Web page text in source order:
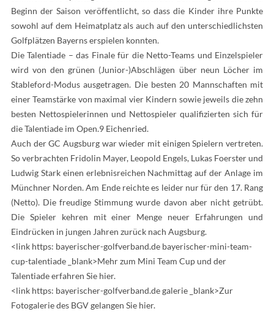
Beginn der Saison veröffentlicht, so dass die Kinder ihre Punkte
sowohl auf dem Heimatplatz als auch auf den unterschiedlichsten
Golfplätzen Bayerns erspielen konnten.
Die Talentiade – das Finale für die Netto-Teams und Einzelspieler
wird von den grünen (Junior-)Abschlägen über neun Löcher im
Stableford-Modus ausgetragen. Die besten 20 Mannschaften mit
einer Teamstärke von maximal vier Kindern sowie jeweils die zehn
besten Nettospielerinnen und Nettospieler qualifizierten sich für
die Talentiade im Open.9 Eichenried.
Auch der GC Augsburg war wieder mit einigen Spielern vertreten.
So verbrachten Fridolin Mayer, Leopold Engels, Lukas Foerster und
Ludwig Stark einen erlebnisreichen Nachmittag auf der Anlage im
Münchner Norden. Am Ende reichte es leider nur für den 17. Rang
(Netto). Die freudige Stimmung wurde davon aber nicht getrübt.
Die Spieler kehren mit einer Menge neuer Erfahrungen und
Eindrücken in jungen Jahren zurück nach Augsburg.
<link https: bayerischer-golfverband.de bayerischer-mini-team-
cup-talentiade _blank>Mehr zum Mini Team Cup und der
Talentiade erfahren Sie hier.
<link https: bayerischer-golfverband.de galerie _blank>Zur
Fotogalerie des BGV gelangen Sie hier.